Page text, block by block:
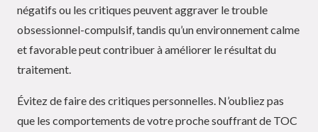
négatifs ou les critiques peuvent aggraver le trouble
obsessionnel-compulsif, tandis qu’un environnement calme
et favorable peut contribuer à améliorer le résultat du
traitement.
Évitez de faire des critiques personnelles. N’oubliez pas
que les comportements de votre proche souffrant de TOC